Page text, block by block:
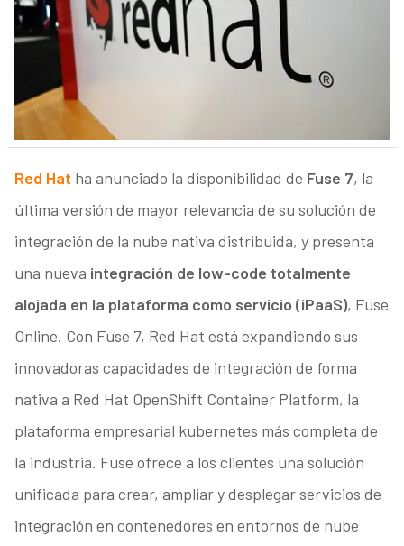
Red Hat ha anunciado la disponibilidad de Fuse 7, la
última versión de mayor relevancia de su solución de
integración de la nube nativa distribuida, y presenta
una nueva integración de low-code totalmente
alojada en la plataforma como servicio (iPaaS), Fuse
Online. Con Fuse 7, Red Hat está expandiendo sus
innovadoras capacidades de integración de forma
nativa a Red Hat OpenShift Container Platform, la
plataforma empresarial kubernetes más completa de
la industria. Fuse ofrece a los clientes una solución
unificada para crear, ampliar y desplegar servicios de
integración en contenedores en entornos de nube